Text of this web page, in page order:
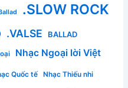
.SLOW ROCK
.VALSE BALLAD
Nhạc Ngoại lời Việt
Quốc tế Nhạc Thiếu nhi